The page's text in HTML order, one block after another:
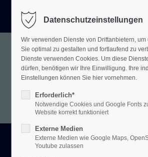
Login
Benutzername
Passwort
Anmelden
We know what we
not what we
Datenschutzeinstellungen
Wir verwenden Dienste von Drittanbietern,
Sie optimal zu gestalten und fortlaufend zu
Dienste verwenden Cookies. Um diese
dürfen, benötigen wir Ihre Einwilligung. Ihre
Einstellungen können Sie hier vornehmen.
Erforderlich*
Notwendige Cookies und Google Fonts
Website korrekt funktioniert
Externe Medien
Externe Medien wie Google Maps,
Youtube zulassen